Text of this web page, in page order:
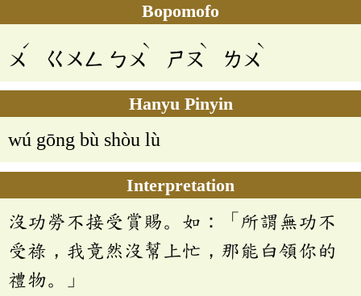
Bopomofo
ㄨ
ˊ
ㄍㄨㄥ ㄅㄨ
ˋ
ㄕㄡ
ˋ
ㄌㄨ
ˋ
Hanyu Pinyin
wú gōng bù shòu lù
Interpretation
沒功勞不接受賞賜。如：「所謂無功不
受祿，我竟然沒幫上忙，那能白領你的
禮物。」